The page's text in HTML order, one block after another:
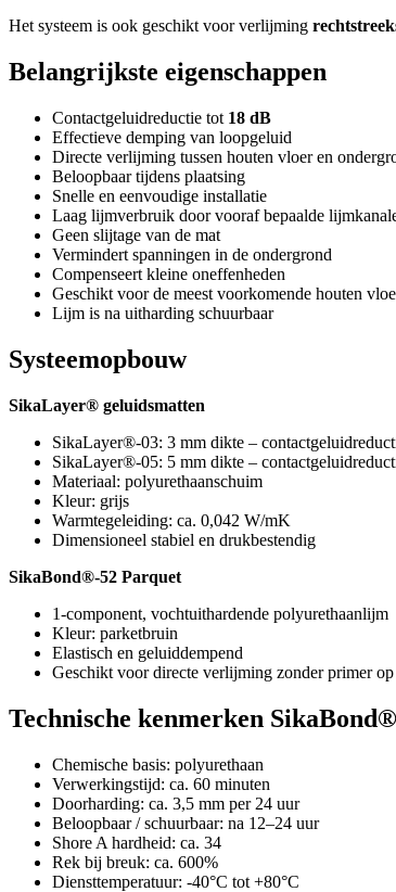
Het systeem is ook geschikt voor verlijming
Belangrijkste eigenschappen
Contactgeluidreductie tot 18 dB
Effectieve demping van loopgeluid
Directe verlijming tussen houten vloer en
Beloopbaar tijdens plaatsing
Snelle en eenvoudige installatie
Laag lijmverbruik door vooraf bepaalde
Geen slijtage van de mat
Vermindert spanningen in de ondergrond
Compenseert kleine oneffenheden
Geschikt voor de meest voorkomende houten
Lijm is na uitharding schuurbaar
Systeemopbouw
SikaLayer® geluidsmatten
SikaLayer®-03: 3 mm dikte –
SikaLayer®-05: 5 mm dikte –
Materiaal: polyurethaanschuim
Kleur: grijs
Warmtegeleiding: ca. 0,042 W/mK
Dimensioneel stabiel en drukbestendig
SikaBond®-52 Parquet
1-component, vochtuithardende polyurethaanlijm
Kleur: parketbruin
Elastisch en geluiddempend
Geschikt voor directe verlijming zonder primer
Technische kenmerken
Chemische basis: polyurethaan
Verwerkingstijd: ca. 60 minuten
Doorharding: ca. 3,5 mm per 24 uur
Beloopbaar / schuurbaar: na 12–24 uur
Shore A hardheid: ca. 34
Rek bij breuk: ca. 600%
Diensttemperatuur: -40°C tot +80°C